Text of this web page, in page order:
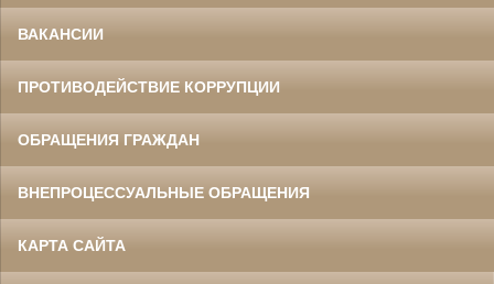
ВАКАНСИИ
ПРОТИВОДЕЙСТВИЕ КОРРУПЦИИ
ОБРАЩЕНИЯ ГРАЖДАН
ВНЕПРОЦЕССУАЛЬНЫЕ ОБРАЩЕНИЯ
КАРТА САЙТА